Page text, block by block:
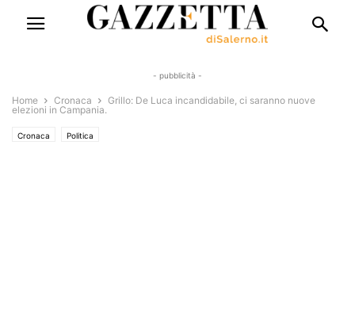
- pubblicità -
Home Cronaca
Grillo: De Luca incandidabile, ci saranno nuove
elezioni in Campania.
Cronaca Politica